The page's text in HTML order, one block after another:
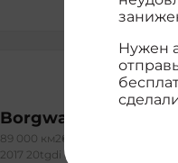
Borgward BX5
89 000 км2019 г
2017 20tgdi automatic two-
Нужен